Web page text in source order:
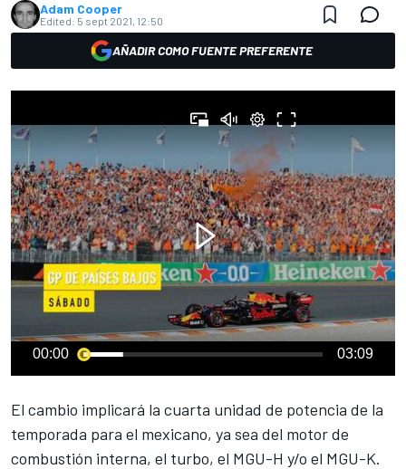
Adam Cooper
Edited: 5 sept 2021, 12:50
AÑADIR COMO FUENTE PREFERENTE
00:00 03:09
El cambio implicará la cuarta unidad de potencia de la
temporada para el mexicano, ya sea del motor de
combustión interna, el turbo, el MGU-H y/o el MGU-K.